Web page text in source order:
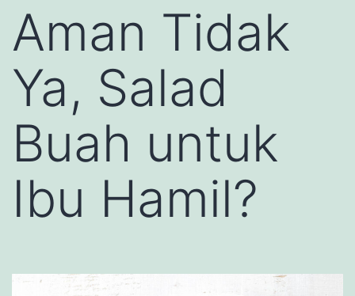
Aman Tidak
Ya, Salad
Buah untuk
Ibu Hamil?